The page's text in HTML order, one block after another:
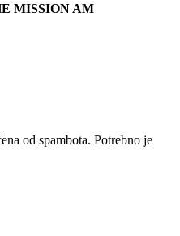
MISSION AM
od spambota. Potrebno je